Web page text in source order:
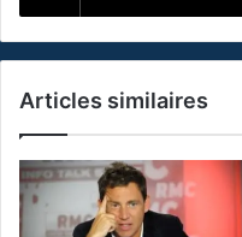
Articles similaires